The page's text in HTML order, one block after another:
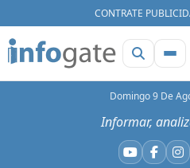
CONTRATE
Domingo 9 De
Informar,
YouTube